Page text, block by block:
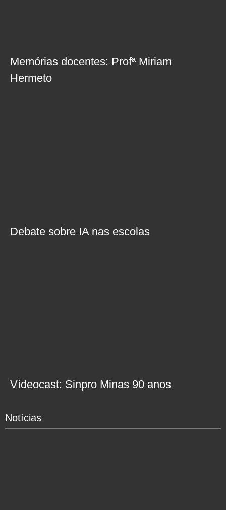
Memórias docentes: Profª Miriam
Hermeto
Debate sobre IA nas escolas
Vídeocast: Sinpro Minas 90 anos
Notícias